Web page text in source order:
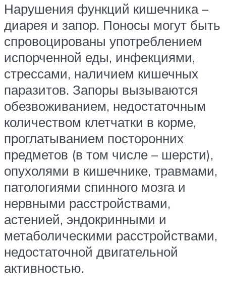
Нарушения функций кишечника –
диарея и запор. Поносы могут быть
спровоцированы употреблением
испорченной еды, инфекциями,
стрессами, наличием кишечных
паразитов. Запоры вызываются
обезвоживанием, недостаточным
количеством клетчатки в корме,
проглатыванием посторонних
предметов (в том числе – шерсти),
опухолями в кишечнике, травмами,
патологиями спинного мозга и
нервными расстройствами,
астенией, эндокринными и
метаболическими расстройствами,
недостаточной двигательной
активностью.